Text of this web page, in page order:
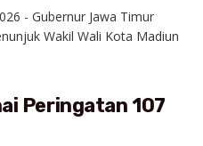
- Gubernur Jawa Timur
Wakil Wali Kota Madiun
Peringatan 107